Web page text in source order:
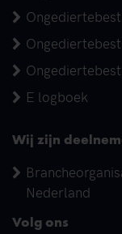
E logboek
Wij zijn
Nederland
Volg ons